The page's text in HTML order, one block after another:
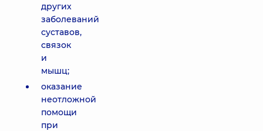
других
заболеваний
суставов,
связок
и
мышц;
оказание
неотложной
помощи
при